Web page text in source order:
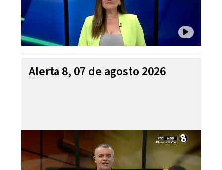
Alerta 8, 07 de agosto 2026